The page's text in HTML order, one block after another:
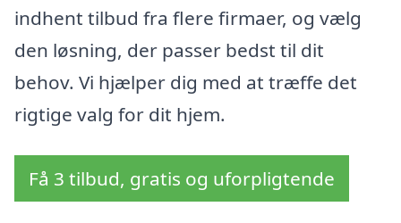
indhent tilbud fra flere firmaer, og vælg
den løsning, der passer bedst til dit
behov. Vi hjælper dig med at træffe det
rigtige valg for dit hjem.
Få 3 tilbud, gratis og uforpligtende